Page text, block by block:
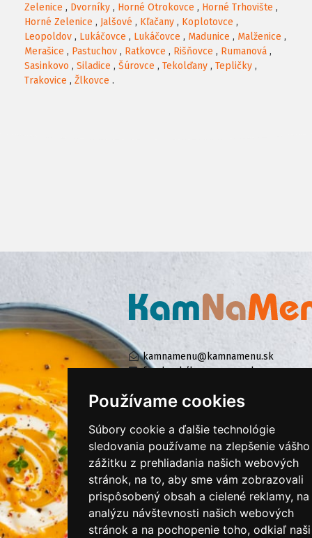
Používame cookies
Súbory cookie a ďalšie technológie
sledovania používame na zlepšenie vášho
zážitku z prehliadania našich webových
stránok, na to, aby sme vám zobrazovali
prispôsobený obsah a cielené reklamy, na
analýzu návštevnosti našich webových
stránok a na pochopenie toho, odkiaľ naši
Zelenice , Dvorníky , Horné Otrokovce , Horné Trhovište ,
Horné Zelenice , Jalšové , Kľačany , Koplotovce ,
Leopoldov , Lukáčovce , Lukáčovce , Madunice , Malženice ,
Merašice , Pastuchov , Ratkovce , Rišňovce , Rumanová ,
Sasinkovo , Siladice , Šúrovce , Tekolďany , Tepličky ,
Trakovice , Žlkovce .
kamnamenu@kamnamenu.sk
facebook/kamnamenu.sk
PRIHLÁSIŤ SA DO ZÁKAZNÍCKEJ ZÓNY
Všeobecné obchodné podmienky